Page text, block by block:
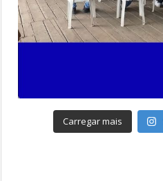
Carregar mais